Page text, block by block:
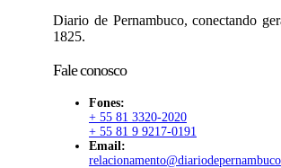
Diario de Pernambuco, conectando
1825.
Fale conosco
Fones:
+ 55 81 3320-2020
+ 55 81 9 9217-0191
Email: